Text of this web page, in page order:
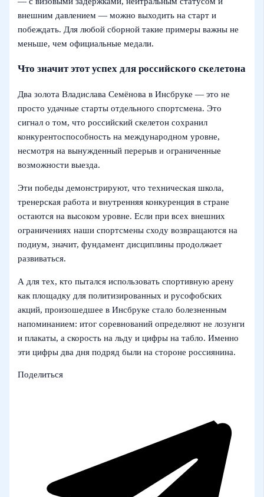
внешним давлением — можно выходить на старт и
побеждать. Для любой сборной такие примеры важны не
меньше, чем официальные медали.
Что значит этот успех для российского скелетона
Два золота Владислава Семёнова в Инсбруке — это не
просто удачные старты отдельного спортсмена. Это
сигнал о том, что российский скелетон сохранил
конкурентоспособность на международном уровне,
несмотря на вынужденный перерыв и ограниченные
возможности выезда.
Эти победы демонстрируют, что техническая школа,
тренерская работа и внутренняя конкуренция в стране
остаются на высоком уровне. Если при всех внешних
ограничениях наши спортсмены сходу возвращаются на
подиум, значит, фундамент дисциплины продолжает
развиваться.
А для тех, кто пытался использовать спортивную арену
как площадку для политизированных и русофобских
акций, произошедшее в Инсбруке стало болезненным
напоминанием: итог соревнований определяют не лозунги
и плакаты, а скорость на льду и цифры на табло. Именно
эти цифры два дня подряд были на стороне россиянина.
Поделиться